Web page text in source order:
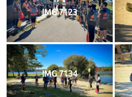
IMG 7123
IMG 7134